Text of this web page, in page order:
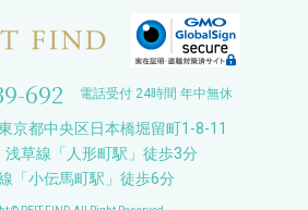
692 電話受付 24時間 年中無休
都中央区日本橋堀留町1-8-11
浅草線「人形町駅」徒歩3分
「小伝馬町駅」徒歩6分